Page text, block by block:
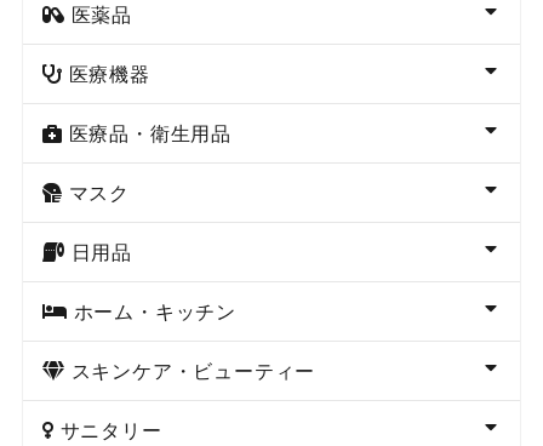
医薬品
医療機器
医療品・衛生用品
マスク
日用品
ホーム・キッチン
スキンケア・ビューティー
サニタリー